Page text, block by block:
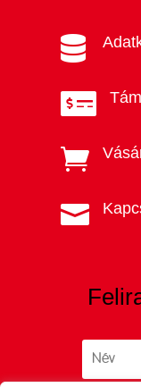



